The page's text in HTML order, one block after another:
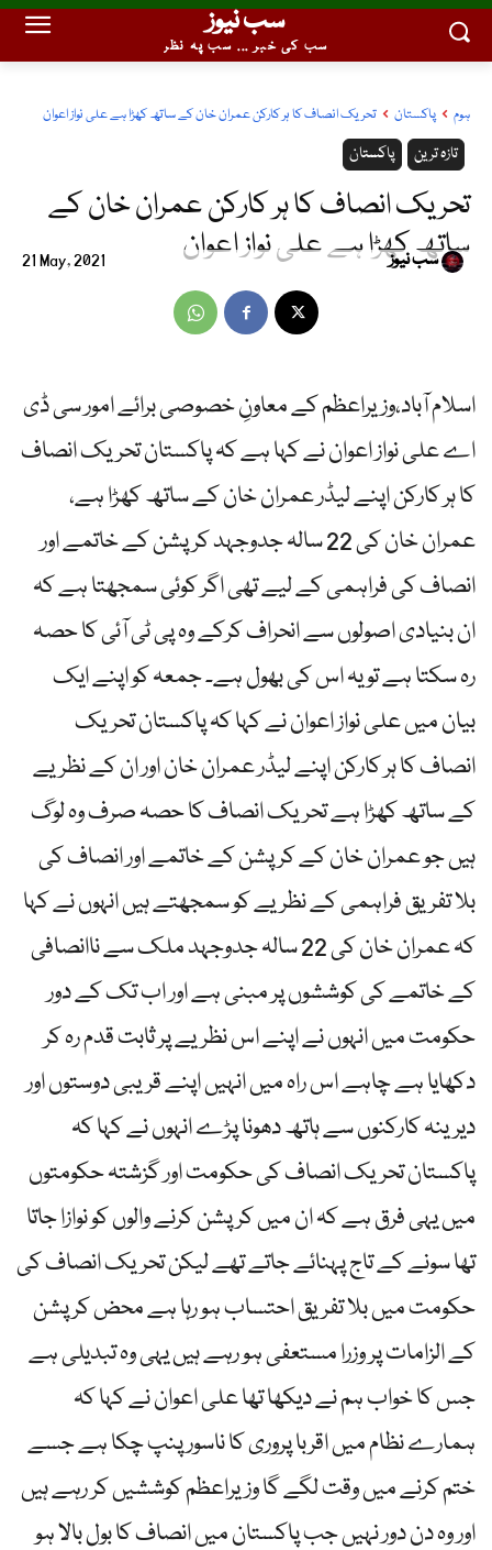
سب نیوز
سب کی خبر ... سب پہ نظر
ہوم پاکستان تحریک انصاف کا ہر کارکن عمران خان کے ساتھ کھڑا ہے علی نواز اعوان
پاکستان تازہ ترین
تحریک انصاف کا ہر کارکن عمران خان کے
ساتھ کھڑا ہے علی نواز اعوان
21 May, 2021 سب نیوز
اسلام آباد،وزیراعظم کے معاونِ خصوصی برائے امور سی ڈی
اے علی نواز اعوان نے کہا ہے کہ پاکستان تحریک انصاف
کا ہر کارکن اپنے لیڈر عمران خان کے ساتھ کھڑا ہے،
عمران خان کی 22 سالہ جدوجہد کرپشن کے خاتمے اور
انصاف کی فراہمی کے لیے تھی اگر کوئی سمجھتا ہے کہ
ان بنیادی اصولوں سے انحراف کرکے وہ پی ٹی آئی کا حصہ
رہ سکتا ہے تو یہ اس کی بھول ہے۔ جمعہ کو اپنے ایک
بیان میں علی نواز اعوان نے کہا کہ پاکستان تحریک
انصاف کا ہر کارکن اپنے لیڈر عمران خان اور ان کے نظریے
کے ساتھ کھڑا ہے تحریک انصاف کا حصہ صرف وہ لوگ
ہیں جو عمران خان کے کرپشن کے خاتمے اور انصاف کی
بلا تفریق فراہمی کے نظریے کو سمجھتے ہیں انہوں نے کہا
کہ عمران خان کی 22 سالہ جدوجہد ملک سے ناانصافی
کے خاتمے کی کوششوں پر مبنی ہے اور اب تک کے دور
حکومت میں انہوں نے اپنے اس نظریے پر ثابت قدم رہ کر
دکھایا ہے چاہے اس راہ میں انہیں اپنے قریبی دوستوں اور
دیرینہ کارکنوں سے ہاتھ دھونا پڑے انہوں نے کہا کہ
پاکستان تحریک انصاف کی حکومت اور گزشتہ حکومتوں
میں یہی فرق ہے کہ ان میں کرپشن کرنے والوں کو نوازا جاتا
تھا سونے کے تاج پہنائے جاتے تھے لیکن تحریک انصاف کی
حکومت میں بلا تفریق احتساب ہو رہا ہے محض کرپشن
کے الزامات پر وزرا مستعفی ہو رہے ہیں یہی وہ تبدیلی ہے
جس کا خواب ہم نے دیکھا تھا علی اعوان نے کہا کہ
ہمارے نظام میں اقربا پروری کا ناسور پنپ چکا ہے جسے
ختم کرنے میں وقت لگے گا وزیراعظم کوششیں کر رہے ہیں
اور وہ دن دور نہیں جب پاکستان میں انصاف کا بول بالا ہو